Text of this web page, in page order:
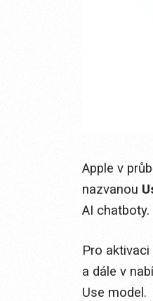
Apple v
nazvanou
AI chatboty.
Pro
a dále v
Use model.